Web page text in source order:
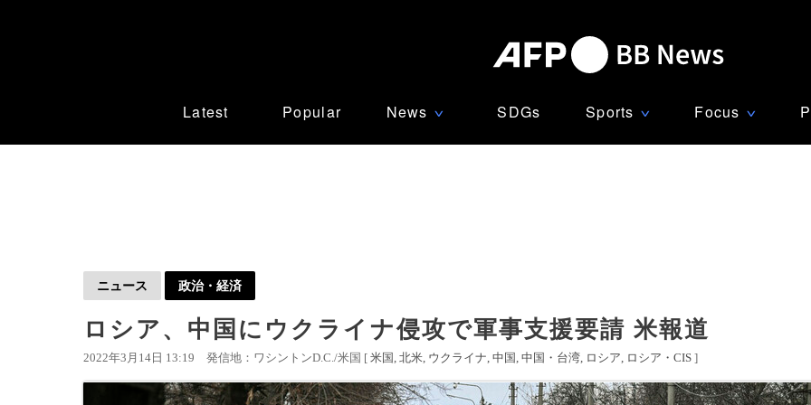
Latest Popular News ∨ SDGs Sports ∨ Focus ∨
ニュース 政治・経済
ロシア、中国にウクライナ侵攻で軍事支援要請 米報道
2022年3月14日 13:19 発信地：ワシントンD.C./米国 [ 米国 北米 ウクライナ 中国 中国・台湾 ロシア ロシア・CIS ]